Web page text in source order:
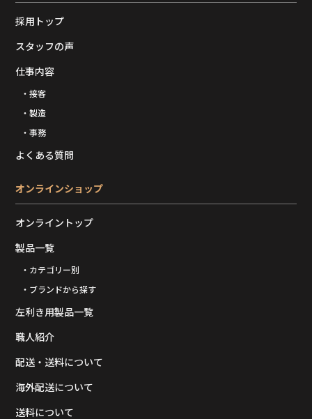
採用トップ
スタッフの声
仕事内容
・接客
・製造
・事務
よくある質問
オンラインショップ
オンライントップ
製品一覧
・カテゴリー別
・ブランドから探す
左利き用製品一覧
職人紹介
配送・送料について
海外配送について
送料について